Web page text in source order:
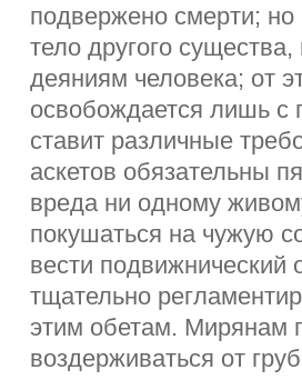
подвержено смерти;
тело другого
деяниям человека; от
освобождается лишь с
ставит различные
аскетов обязательны
вреда ни одному
покушаться на чужую
вести
тщательно
этим обетам. Мирянам
воздерживаться от